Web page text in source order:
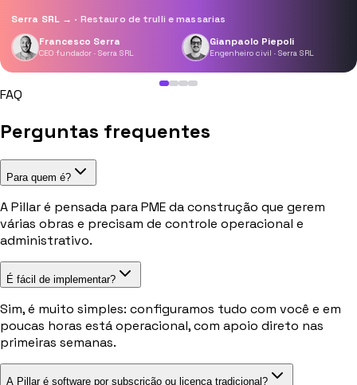
Serra SRL → · Restauro de trulli e massarias
Francesco Serra
CEO fundador · Serra SRL
Gianpaolo Piepoli
Engenheiro civil · Serra SRL
FAQ
Perguntas frequentes
Para quem é?
A Pillar é pensada para PME da construção que gerem
várias obras e precisam de controle operacional e
administrativo.
É fácil de implementar?
Sim, é muito simples: configuramos tudo com você e em
poucas horas está operacional, com apoio direto nas
primeiras semanas.
A Pillar é software por subscrição ou licença tradicional?